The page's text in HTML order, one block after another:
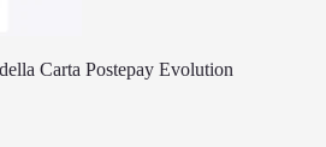
Carta Postepay Evolution